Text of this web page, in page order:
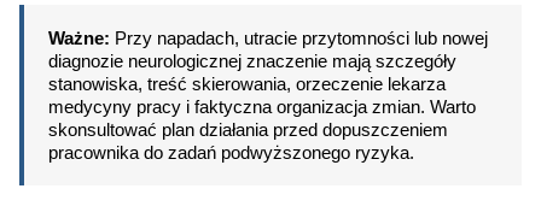
Ważne: Przy napadach, utracie przytomności lub nowej
diagnozie neurologicznej znaczenie mają szczegóły
stanowiska, treść skierowania, orzeczenie lekarza
medycyny pracy i faktyczna organizacja zmian. Warto
skonsultować plan działania przed dopuszczeniem
pracownika do zadań podwyższonego ryzyka.